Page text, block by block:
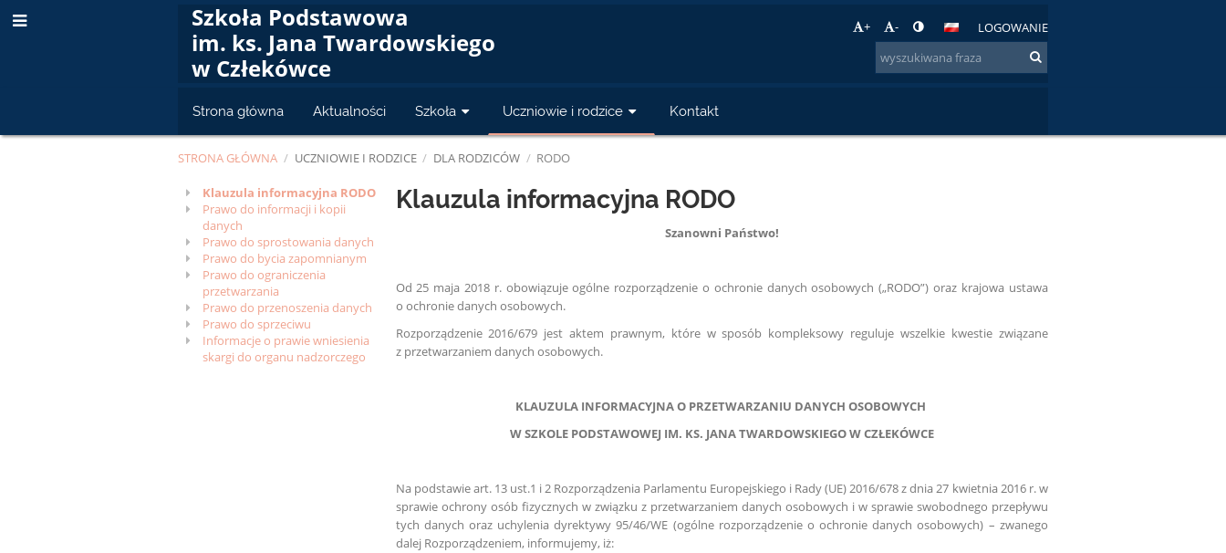
Szkoła Podstawowa
im. ks. Jana Twardowskiego
w Człekówce
+ - LOGOWANIE
Strona główna Aktualności Szkoła Uczniowie i rodzice Kontakt
STRONA GŁÓWNA / UCZNIOWIE I RODZICE / DLA RODZICÓW / RODO
RODO
Klauzula informacyjna RODO
Prawo do informacji i kopii
danych
Prawo do sprostowania danych
Prawo do bycia zapomnianym
Prawo do ograniczenia
przetwarzania
Prawo do przenoszenia danych
Prawo do sprzeciwu
Informacje o prawie wniesienia
skargi do organu nadzorczego
Klauzula informacyjna RODO
Szanowni Państwo!
Od 25 maja 2018 r. obowiązuje ogólne rozporządzenie o ochronie danych osobowych („RODO”) oraz krajowa ustawa
o ochronie danych osobowych.
Rozporządzenie 2016/679 jest aktem prawnym, które w sposób kompleksowy reguluje wszelkie kwestie związane
z przetwarzaniem danych osobowych.
KLAUZULA INFORMACYJNA O PRZETWARZANIU DANYCH OSOBOWYCH
W SZKOLE PODSTAWOWEJ IM. KS. JANA TWARDOWSKIEGO W CZŁEKÓWCE
Na podstawie art. 13 ust.1 i 2 Rozporządzenia Parlamentu Europejskiego i Rady (UE) 2016/678 z dnia 27 kwietnia 2016 r. w
sprawie ochrony osób fizycznych w związku z przetwarzaniem danych osobowych i w sprawie swobodnego przepływu
tych danych oraz uchylenia dyrektywy 95/46/WE (ogólne rozporządzenie o ochronie danych osobowych) – zwanego
dalej Rozporządzeniem, informujemy, iż: